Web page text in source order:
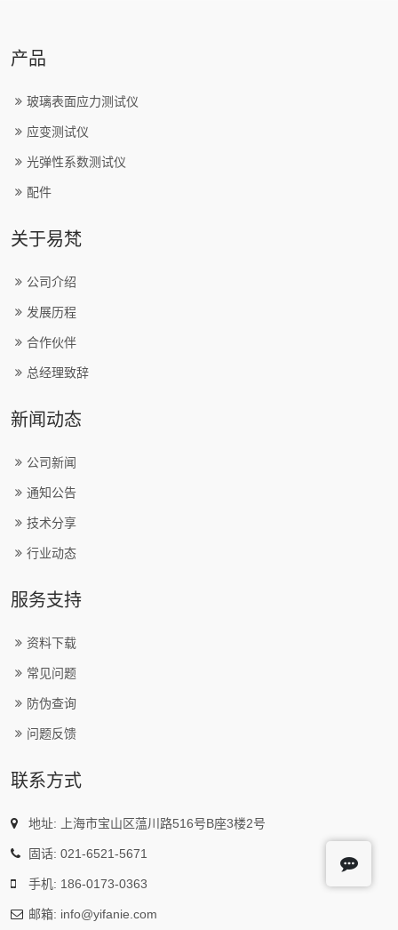
产品
玻璃表面应力测试仪
应变测试仪
光弹性系数测试仪
配件
关于易梵
公司介绍
发展历程
合作伙伴
总经理致辞
新闻动态
公司新闻
通知公告
技术分享
行业动态
服务支持
资料下载
常见问题
防伪查询
问题反馈
联系方式
地址: 上海市宝山区蕰川路516号B座3楼2号
固话: 021-6521-5671
手机: 186-0173-0363
邮箱: info@yifanie.com